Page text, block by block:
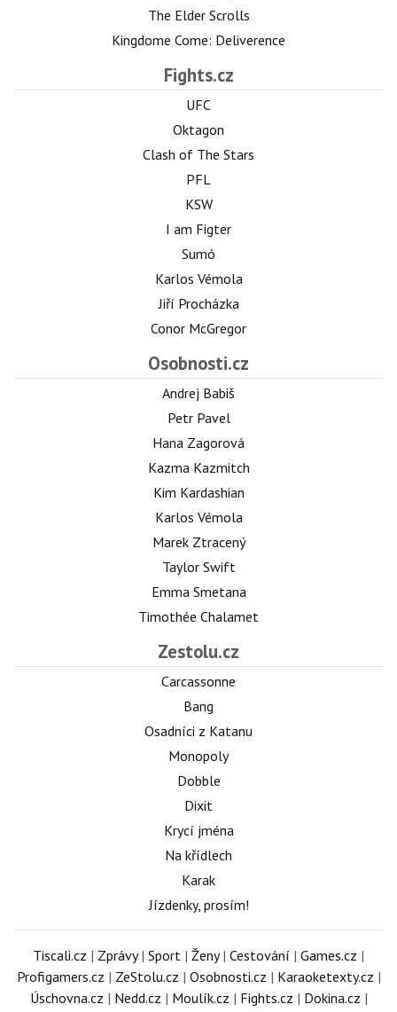
The Elder Scrolls
Kingdome Come: Deliverence
Fights.cz
UFC
Oktagon
Clash of The Stars
PFL
KSW
I am Figter
Sumó
Karlos Vémola
Jiří Procházka
Conor McGregor
Osobnosti.cz
Andrej Babiš
Petr Pavel
Hana Zagorová
Kazma Kazmitch
Kim Kardashian
Karlos Vémola
Marek Ztracený
Taylor Swift
Emma Smetana
Timothée Chalamet
Zestolu.cz
Carcassonne
Bang
Osadníci z Katanu
Monopoly
Dobble
Dixit
Krycí jména
Na křídlech
Karak
Jízdenky, prosím!
Tiscali.cz | Zprávy| Sport | Ženy| Cestování | Games.cz |
Profigamers.cz | ZeStolu.cz | Osobnosti.cz | Karaoketexty.cz |
Úschovna.cz | Nedd.cz | Moulík.cz | Fights.cz | Dokina.cz |